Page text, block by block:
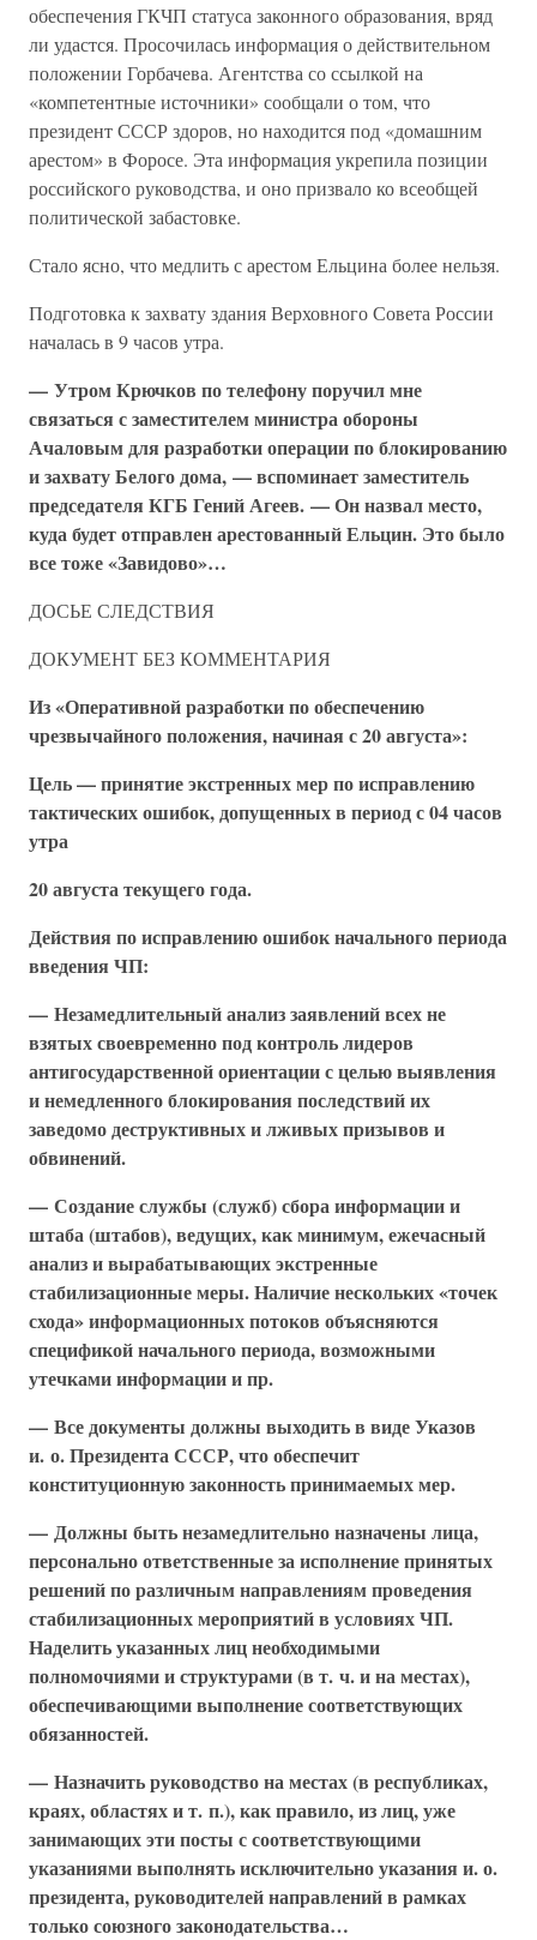
обеспечения ГКЧП статуса законного образования, вряд
ли удастся. Просочилась информация о действительном
положении Горбачева. Агентства со ссылкой на
«компетентные источники» сообщали о том, что
президент СССР здоров, но находится под «домашним
арестом» в Форосе. Эта информация укрепила позиции
российского руководства, и оно призвало ко всеобщей
политической забастовке.
Стало ясно, что медлить с арестом Ельцина более нельзя.
Подготовка к захвату здания Верховного Совета России
началась в 9 часов утра.
— Утром Крючков по телефону поручил мне
связаться с заместителем министра обороны
Ачаловым для разработки операции по блокированию
и захвату Белого дома, — вспоминает заместитель
председателя КГБ Гений Агеев. — Он назвал место,
куда будет отправлен арестованный Ельцин. Это было
все тоже «Завидово»…
ДОСЬЕ СЛЕДСТВИЯ
ДОКУМЕНТ БЕЗ КОММЕНТАРИЯ
Из «Оперативной разработки по обеспечению
чрезвычайного положения, начиная с 20 августа»:
Цель — принятие экстренных мер по исправлению
тактических ошибок, допущенных в период с 04 часов
утра
20 августа текущего года.
Действия по исправлению ошибок начального периода
введения ЧП:
— Незамедлительный анализ заявлений всех не
взятых своевременно под контроль лидеров
антигосударственной ориентации с целью выявления
и немедленного блокирования последствий их
заведомо деструктивных и лживых призывов и
обвинений.
— Создание службы (служб) сбора информации и
штаба (штабов), ведущих, как минимум, ежечасный
анализ и вырабатывающих экстренные
стабилизационные меры. Наличие нескольких «точек
схода» информационных потоков объясняются
спецификой начального периода, возможными
утечками информации и пр.
— Все документы должны выходить в виде Указов
и. о. Президента СССР, что обеспечит
конституционную законность принимаемых мер.
— Должны быть незамедлительно назначены лица,
персонально ответственные за исполнение принятых
решений по различным направлениям проведения
стабилизационных мероприятий в условиях ЧП.
Наделить указанных лиц необходимыми
полномочиями и структурами (в т. ч. и на местах),
обеспечивающими выполнение соответствующих
обязанностей.
— Назначить руководство на местах (в республиках,
краях, областях и т. п.), как правило, из лиц, уже
занимающих эти посты с соответствующими
указаниями выполнять исключительно указания и. о.
президента, руководителей направлений в рамках
только союзного законодательства…